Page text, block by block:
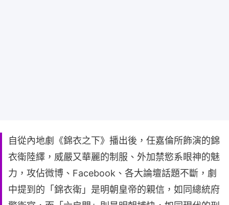
自從內地劇《錦衣之下》播出後，任嘉倫所飾演的錦
衣衛陸繹，威嚴又華麗的制服、外加禁慾系眼神的魅
力，攻佔微博、Facebook、各大論壇話題不斷，劇
中提到的「錦衣衛」是明朝皇帝的親信，如同總統府